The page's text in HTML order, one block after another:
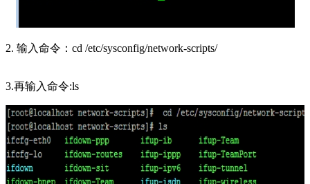
2. 输入命令：cd /etc/sysconfig/network-scripts/
3.再输入命令:ls